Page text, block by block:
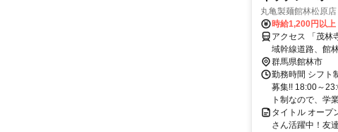
丸亀製麺館林松原店
時給1,200円以上
アクセス 「茂林
域幹線道路、館
田」東側スグ ★
（駐輪場料金は
ーパーがあるの
群馬県館林市
勤務時間 シフト
募集!! 18:00～
ト制なので、学
タイトル オープ
さん活躍中！友